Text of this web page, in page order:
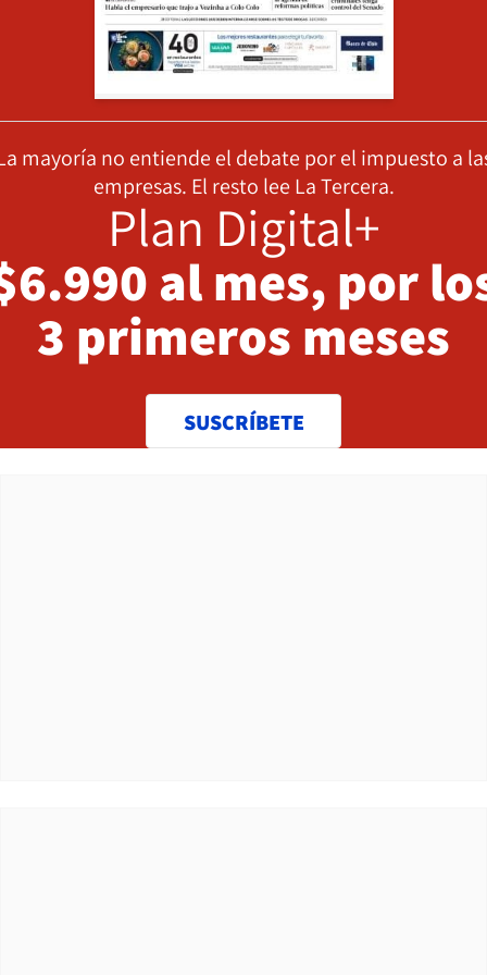
mayoría no entiende el debate por el impuesto a
empresas. El resto lee La Tercera.
Plan Digital+
al mes, por
3 primeros meses
SUSCRÍBETE